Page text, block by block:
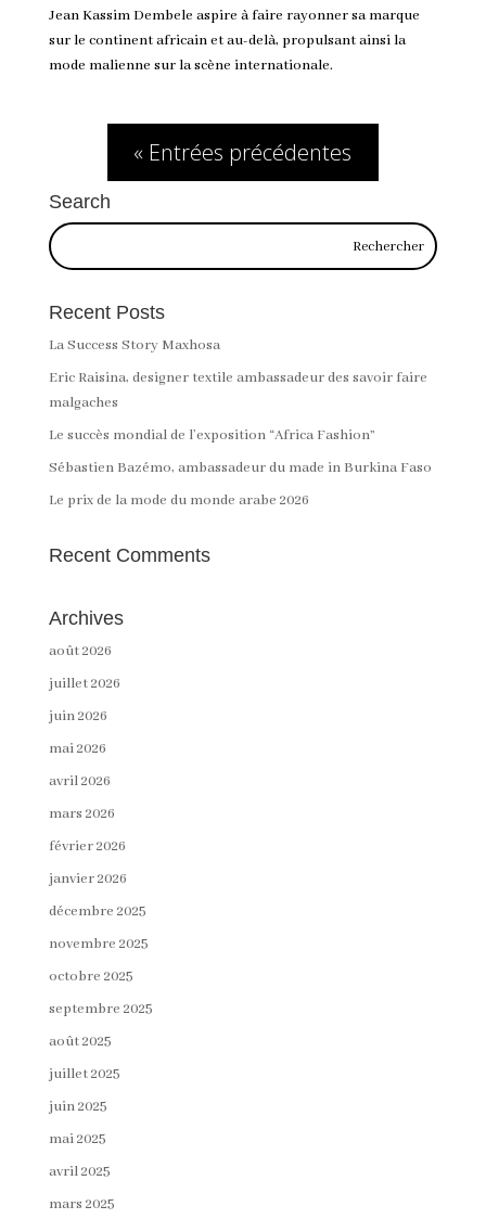
Jean Kassim Dembele aspire à faire rayonner sa marque
sur le continent africain et au-delà, propulsant ainsi la
mode malienne sur la scène internationale.
« Entrées précédentes
Search
Recent Posts
La Success Story Maxhosa
Eric Raisina, designer textile ambassadeur des savoir faire
malgaches
Le succès mondial de l’exposition “Africa Fashion”
Sébastien Bazémo, ambassadeur du made in Burkina Faso
Le prix de la mode du monde arabe 2026
Recent Comments
Archives
août 2026
juillet 2026
juin 2026
mai 2026
avril 2026
mars 2026
février 2026
janvier 2026
décembre 2025
novembre 2025
octobre 2025
septembre 2025
août 2025
juillet 2025
juin 2025
mai 2025
avril 2025
mars 2025